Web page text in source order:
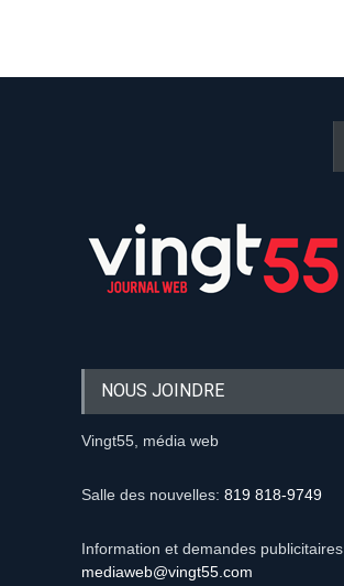
NOUS JOINDRE
Vingt55, média web
Salle des nouvelles: 819 818-9749
Information et demandes publicitaires
mediaweb@vingt55.com